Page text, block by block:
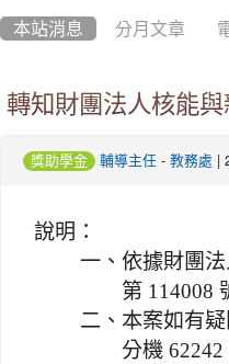
本站消息 分月文章
轉知財團法人核能
獎助學金 輔導主任 - 教務處 |
說明：
一、 依據財團
第 114008
二、 本案如有
分機 62242